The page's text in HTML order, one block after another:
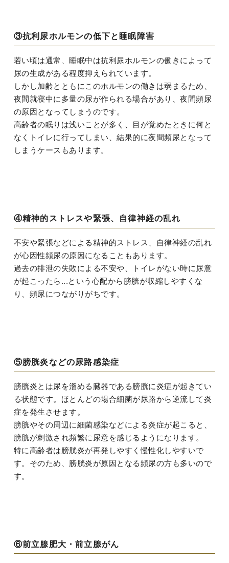
③抗利尿ホルモンの低下と睡眠障害
若い頃は通常、睡眠中は抗利尿ホルモンの働きによって
尿の生成がある程度抑えられています。
しかし加齢とともにこのホルモンの働きは弱まるため、
夜間就寝中に多量の尿が作られる場合があり、夜間頻尿
の原因となってしまうのです。
高齢者の眠りは浅いことが多く、目が覚めたときに何と
なくトイレに行ってしまい、結果的に夜間頻尿となって
しまうケースもあります。
④精神的ストレスや緊張、自律神経の乱れ
不安や緊張などによる精神的ストレス、自律神経の乱れ
が心因性頻尿の原因になることもあります。
過去の排泄の失敗による不安や、トイレがない時に尿意
が起こったら...という心配から膀胱が収縮しやすくな
り、頻尿につながりがちです。
⑤膀胱炎などの尿路感染症
膀胱炎とは尿を溜める臓器である膀胱に炎症が起きてい
る状態です。ほとんどの場合細菌が尿路から逆流して炎
症を発生させます。
膀胱やその周辺に細菌感染などによる炎症が起こると、
膀胱が刺激され頻繁に尿意を感じるようになります。
特に高齢者は膀胱炎が再発しやすく慢性化しやすいで
す。そのため、膀胱炎が原因となる頻尿の方も多いので
す。
⑥前立腺肥大・前立腺がん